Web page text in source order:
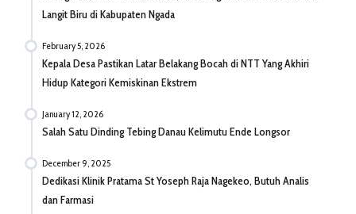
Langit Biru di Kabupaten Ngada
February 5, 2026
Kepala Desa Pastikan Latar Belakang Bocah di NTT Yang Akhiri
Hidup Kategori Kemiskinan Ekstrem
January 12, 2026
Salah Satu Dinding Tebing Danau Kelimutu Ende Longsor
December 9, 2025
Dedikasi Klinik Pratama St Yoseph Raja Nagekeo, Butuh Analis
dan Farmasi